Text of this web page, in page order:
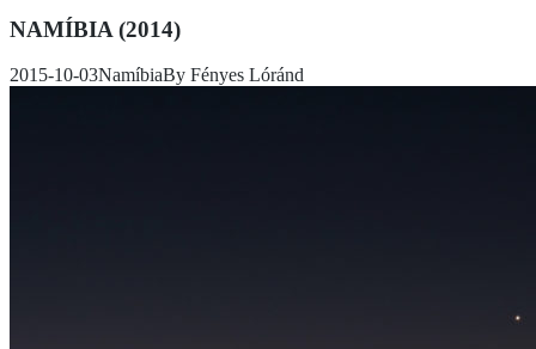
NAMÍBIA (2014)
2015-10-03NamíbiaBy Fényes Lóránd